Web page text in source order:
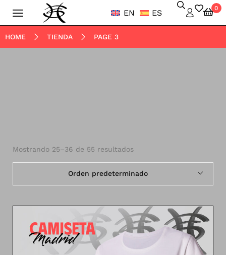
EN ES 0
HOME TIENDA PAGE 3
Mostrando 25–36 de 55 resultados
Orden predeterminado